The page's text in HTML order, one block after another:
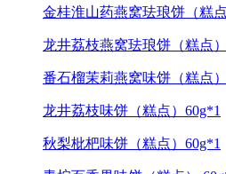
金桂淮山药燕窝珐琅饼（糕
龙井荔枝燕窝珐琅饼（糕点
番石榴茉莉燕窝味饼（糕点
龙井荔枝味饼（糕点）60g*1
秋梨枇杷味饼（糕点）60g*1